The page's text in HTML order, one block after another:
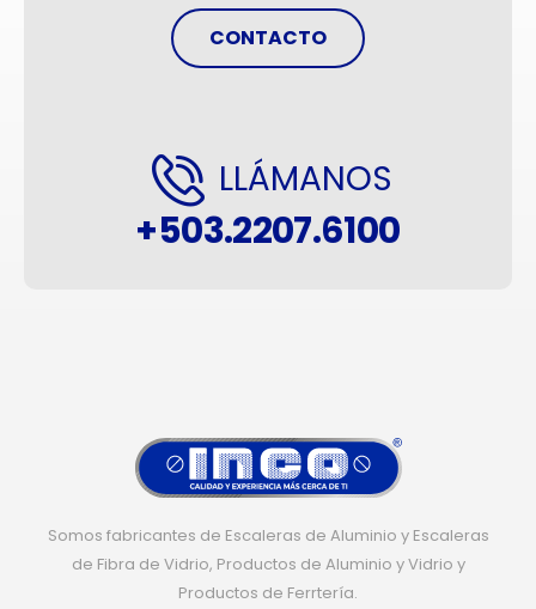
CONTACTO
LLÁMANOS
+503.2207.6100
Somos fabricantes de Escaleras de Aluminio y Escaleras
de Fibra de Vidrio, Productos de Aluminio y Vidrio y
Productos de Ferrtería.